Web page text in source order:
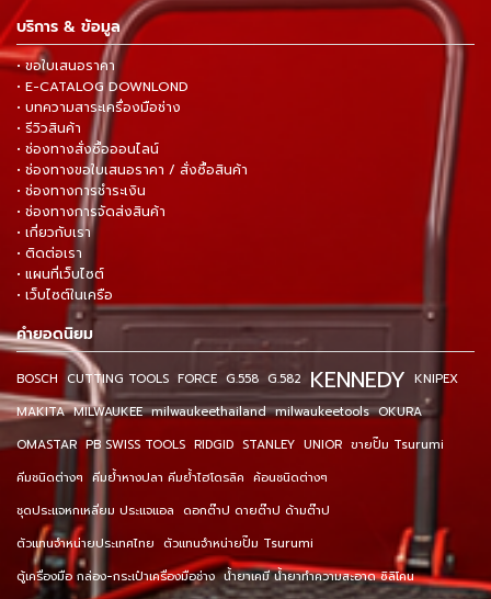
บริการ & ข้อมูล
• ขอใบเสนอราคา
• E-CATALOG DOWNLOND
• บทความสาระเครื่องมือช่าง
• รีวิวสินค้า
• ช่องทางสั่งซื้อออนไลน์
• ช่องทางขอใบเสนอราคา / สั่งซื้อสินค้า
• ช่องทางการชำระเงิน
• ช่องทางการจัดส่งสินค้า
• เกี่ยวกับเรา
• ติดต่อเรา
• แผนที่เว็บไซต์
• เว็บไซต์ในเครือ
คำยอดนิยม
BOSCH CUTTING TOOLS FORCE G.558 G.582 KENNEDY KNIPEX
MAKITA MILWAUKEE milwaukeethailand milwaukeetools OKURA
OMASTAR PB SWISS TOOLS RIDGID STANLEY UNIOR ขายปั๊ม Tsurumi
คีมชนิดต่างๆ คีมย้ำหางปลา คีมย้ำไฮโดรลิค ค้อนชนิดต่างๆ
ชุดประแจหกเหลี่ยม ประแจแอล ดอกต๊าป ดายต๊าป ด้ามต๊าป
ตัวแทนจำหน่ายประเทศไทย ตัวแทนจำหน่ายปั๊ม Tsurumi
ตู้เครื่องมือ กล่อง-กระเป๋าเครื่องมือช่าง น้ำยาเคมี น้ำยาทำความสะอาด ซิลิโคน